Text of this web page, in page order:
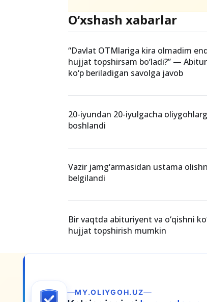
O‘xshash xabarlar
“Davlat OTMlariga kira olmadim
hujjat topshirsam bo‘ladi?” —
ko‘p beriladigan savolga javob
20-iyundan 20-iyulgacha
boshlandi
Vazir jamg‘armasidan ustama
belgilandi
Bir vaqtda abituriyent va o‘qishni
hujjat topshirish mumkin